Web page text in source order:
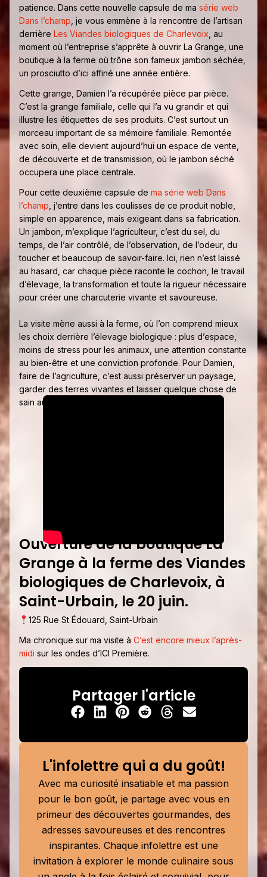
patience. Dans cette nouvelle capsule de ma série web
Dans l’champ , je vous emmène à la rencontre de l’artisan
derrière Les Viandes biologiques de Charlevoix , au
moment où l’entreprise s’apprête à ouvrir La Grange, une
boutique à la ferme où trône son fameux jambon séchée,
un prosciutto d’ici affiné une année entière.
Cette grange, Damien l’a récupérée pièce par pièce.
C’est la grange familiale, celle qui l’a vu grandir et qui
illustre les étiquettes de ses produits. C’est surtout un
morceau important de sa mémoire familiale. Remontée
avec soin, elle devient aujourd’hui un espace de vente,
de découverte et de transmission, où le jambon séché
occupera une place centrale.
Pour cette deuxième capsule de ma série web Dans
l’champ , j’entre dans les coulisses de ce produit noble,
simple en apparence, mais exigeant dans sa fabrication.
Un jambon, m’explique l’agriculteur, c’est du sel, du
temps, de l’air contrôlé, de l’observation, de l’odeur, du
toucher et beaucoup de savoir-faire. Ici, rien n’est laissé
au hasard, car chaque pièce raconte le cochon, le travail
d’élevage, la transformation et toute la rigueur nécessaire
pour créer une charcuterie vivante et savoureuse.
La visite mène aussi à la ferme, où l’on comprend mieux
les choix derrière l’élevage biologique : plus d’espace,
moins de stress pour les animaux, une attention constante
au bien-être et une conviction profonde. Pour Damien,
faire de l’agriculture, c’est aussi préserver un paysage,
garder des terres vivantes et laisser quelque chose de
sain aux générations suivantes.
Ouverture de la boutique La
Grange à la ferme des Viandes
biologiques de Charlevoix, à
Saint-Urbain, le 20 juin.
125 Rue St Édouard, Saint-Urbain
Ma chronique sur ma visite à C’est encore mieux l’après-
midi sur les ondes d’ICI Première.
Partager l'article
L'infolettre qui a du goût!
Avec ma curiosité insatiable et ma passion
pour le bon goût, je partage avec vous en
primeur des découvertes gourmandes, des
adresses savoureuses et des rencontres
inspirantes. Chaque infolettre est une
invitation à explorer le monde culinaire sous